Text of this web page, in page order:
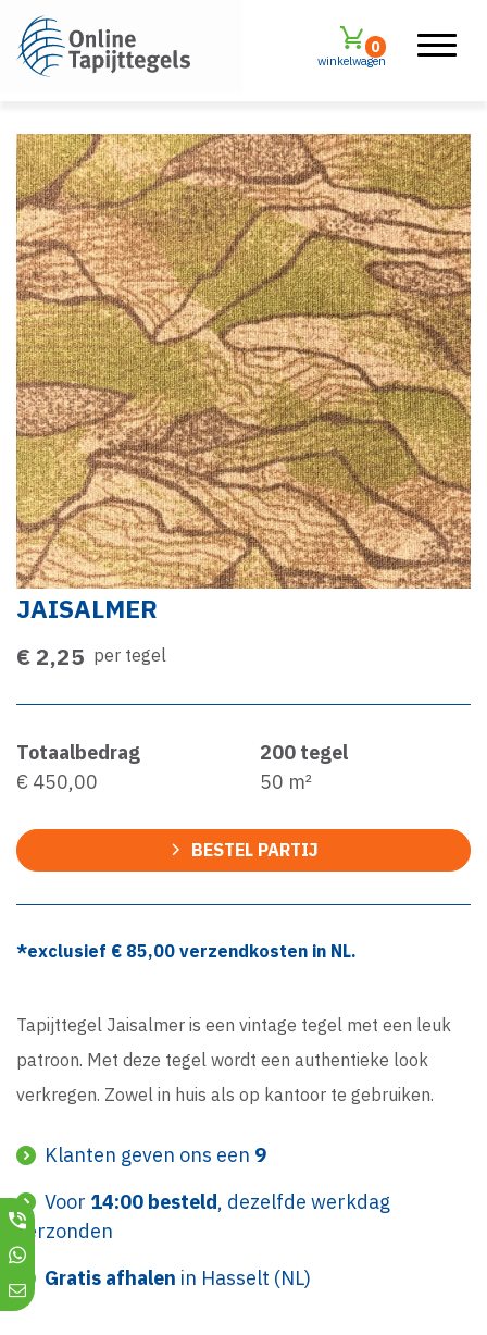
winkelwagen
0
JAISALMER
€ 2,25 per tegel
Totaalbedrag
€ 450,00
200 tegel
50 m²
BESTEL PARTIJ
*exclusief € 85,00 verzendkosten in NL.
Tapijttegel Jaisalmer is een vintage tegel met een leuk
patroon. Met deze tegel wordt een authentieke look
verkregen. Zowel in huis als op kantoor te gebruiken.
Klanten geven ons een 9
Voor 14:00 besteld, dezelfde werkdag
verzonden
Gratis afhalen in Hasselt (NL)